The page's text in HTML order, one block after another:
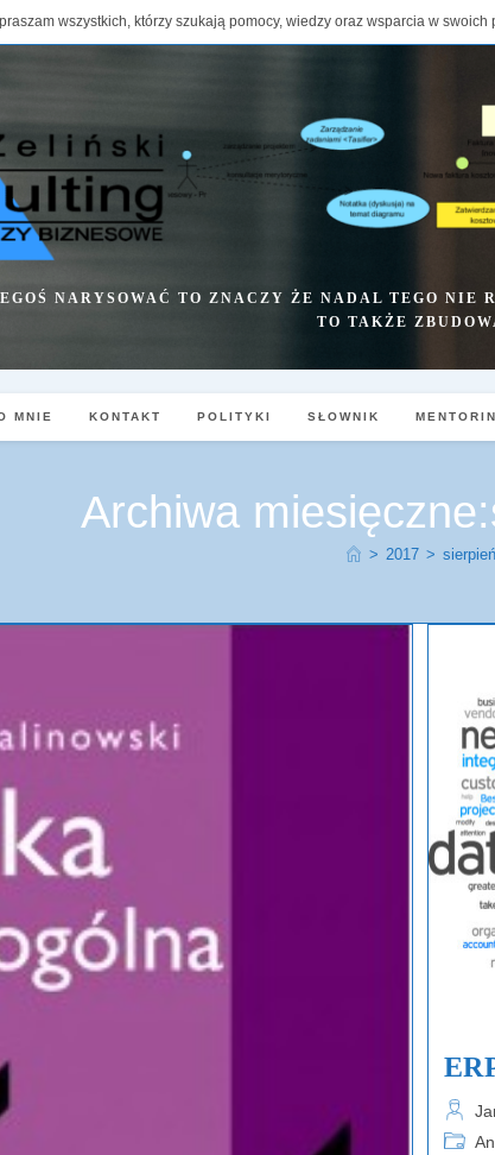
wszystkich, którzy szukają pomocy, wiedzy oraz wsparcia w
NARYSOWAĆ TO ZNACZY ŻE NADAL TEGO NIE
TO TAKŻE
MNIE KONTAKT POLITYKI SŁOWNIK
Archiwa
> 2017 > sierpień
Post
author:
Post